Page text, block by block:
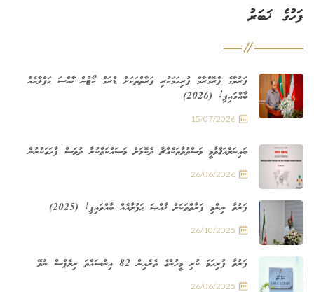
ފަހުގެ ޚަބަރު
ފަރުވާގެ ޕްރޮގްރާމް ފުރިހަމަކުރި ފަރާތްތަކަށް ޑްރަގް ކޯޓުން ޚާއްސަ ޙަފްލާއެއް
ބާއްވައިފި! (2026)
15/07/2026
ބައިނަލްއަޤްވާމީ މަސްތުވާތަކެއްޗާ ދެކޮޅަށް މަސައްކަތްކުރާ ދުވަސް ފާހަގަކުރުން
26/06/2026
ފަރުވާ ނިންމި ފަރާތްތަކަށް ޚާއްޞަ ޙަފުލާއެއް ބާއްވައިފި! (2025)
26/10/2025
ފަރުވާ ފުރިހަމަ ކުރި މީހުންގެ ތެރެއިން 82 އިންސައްތަ ރިލެޕްސް ނުވޭ
26/06/2025